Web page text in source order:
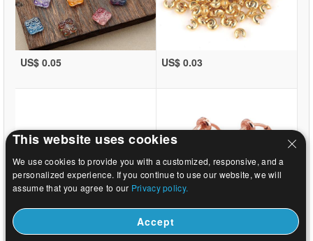
US$ 0.05 US$ 0.03
US$ 0.03 US$ 0.29
This website uses cookies
We use cookies to provide you with a customized, responsive, and a
personalized experience. If you continue to use our website, we will
assume that you agree to our Privacy policy.
Accept